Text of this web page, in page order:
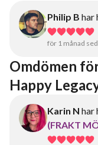
Philip B har
för 1 månad
Omdömen
Happy
Karin N har
(FRAKT